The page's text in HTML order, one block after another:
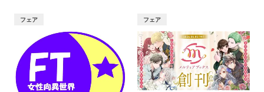
フェア フェア